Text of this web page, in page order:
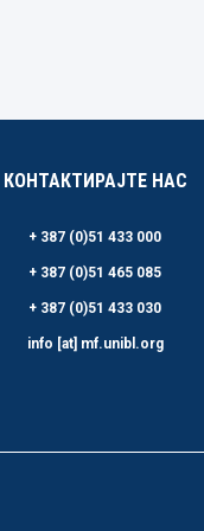
КОНТАКТИРАЈТЕ НАС
+ 387 (0)51 433 000
+ 387 (0)51 465 085
+ 387 (0)51 433 030
info [at] mf.unibl.org